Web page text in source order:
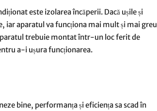
este izolarea încăperii. Dacă ușile și
iar aparatul va funcționa mai mult și mai greu
trebuie montat într-un loc ferit de
a-i ușura funcționarea.
bine, performanța și eficiența sa scad în